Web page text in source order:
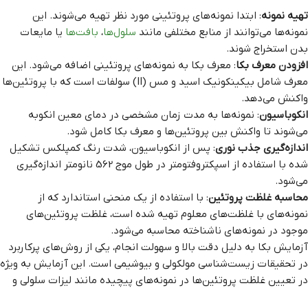
تهیه نمونه: ابتدا نمونه‌های پروتئینی مورد نظر تهیه می‌شوند. این
نمونه‌ها می‌توانند از منابع مختلفی مانند سلول‌ها، بافت‌ها یا مایعات
بدن استخراج شوند.
افزودن معرف بکا: معرف بکا به نمونه‌های پروتئینی اضافه می‌شود. این
معرف شامل بیکینکونیک اسید و مس (II) سولفات است که با پروتئین‌ها
واکنش می‌دهد.
انکوباسیون: نمونه‌ها به مدت زمان مشخصی در دمای معین انکوبه
می‌شوند تا واکنش بین پروتئین‌ها و معرف بکا کامل شود.
اندازه‌گیری جذب نوری: پس از انکوباسیون، شدت رنگ کمپلکس تشکیل
شده با استفاده از اسپکتروفتومتر در طول موج 562 نانومتر اندازه‌گیری
می‌شود.
محاسبه غلظت پروتئین: با استفاده از یک منحنی استاندارد که از
نمونه‌های با غلظت‌های معلوم تهیه شده است، غلظت پروتئین‌های
موجود در نمونه‌های ناشناخته محاسبه می‌شود.
آزمایش بکا به دلیل دقت بالا و سهولت انجام، یکی از روش‌های پرکاربرد
در تحقیقات زیست‌شناسی مولکولی و بیوشیمی است. این آزمایش به ویژه
در تعیین غلظت پروتئین‌ها در نمونه‌های پیچیده مانند لیزات سلولی و